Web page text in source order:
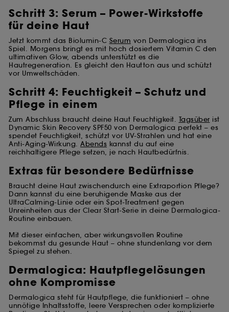
Schritt 3: Serum – Power-Wirkstoffe
für deine Haut
Jetzt kommt das Biolumin-C Serum von Dermalogica ins
Spiel. Morgens bringt es mit hoch dosiertem Vitamin C den
ultimativen Glow, abends unterstützt es die
Hautregeneration. Es gleicht den Hautton aus und schützt
vor Umweltschäden.
Schritt 4: Feuchtigkeit – Schutz und
Pflege in einem
Zum Abschluss braucht deine Haut Feuchtigkeit. Tagsüber ist
Dynamic Skin Recovery SPF50 von Dermalogica perfekt – es
spendet Feuchtigkeit, schützt vor UV-Strahlen und hat eine
Anti-Aging-Wirkung. Abends kannst du auf eine
reichhaltigere Pflege setzen, je nach Hautbedürfnis.
Extras für besondere Bedürfnisse
Braucht deine Haut zwischendurch eine Extraportion Pflege?
Dann kannst du eine beruhigende Maske aus der
UltraCalming-Linie oder ein Spot-Treatment gegen
Unreinheiten aus der Clear Start-Serie in deine Dermalogica-
Routine einbauen.
Mit dieser einfachen, aber wirkungsvollen Routine
bekommst du gesunde Haut – ohne stundenlang vor dem
Spiegel zu stehen.
Dermalogica: Hautpflegelösungen
ohne Kompromisse
Dermalogica steht für Hautpflege, die funktioniert – ohne
unnötige Inhaltsstoffe, leere Versprechen oder komplizierte